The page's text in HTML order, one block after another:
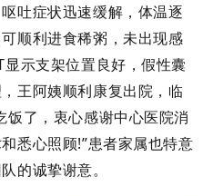
吐症状迅速缓解，体温逐
顺利进食稀粥，未出现感
显示支架位置良好，假性囊
王阿姨顺利康复出院，临
饭了，衷心感谢中心医院消
悉心照顾!”患者家属也特意
的诚挚谢意。